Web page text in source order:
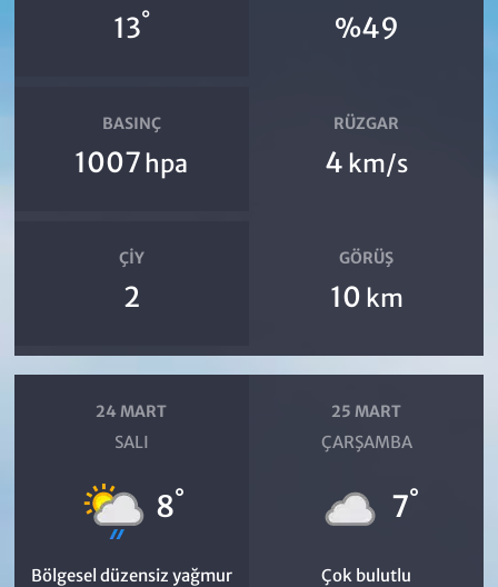
13° %49
BASINÇ
1007 hpa
RÜZGAR
4 km/s
ÇIY
2
GÖRÜŞ
10 km
24 MART
SALI
8°
Bölgesel düzensiz yağmur
25 MART
ÇARŞAMBA
7°
Çok bulutlu